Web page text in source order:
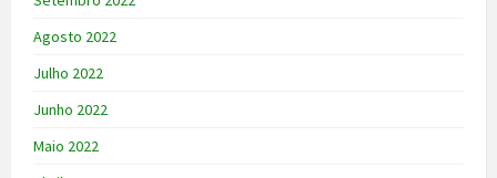
Agosto 2022
Julho 2022
Junho 2022
Maio 2022